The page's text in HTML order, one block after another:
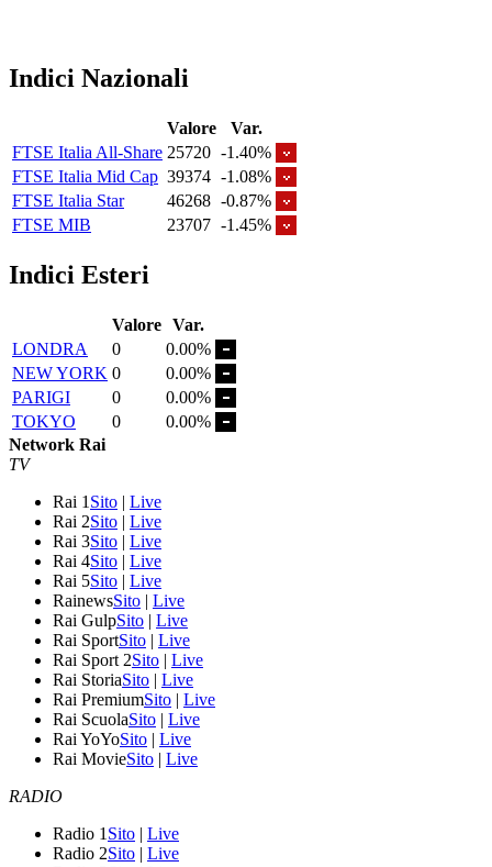
Indici Nazionali
Valore
Var.
FTSE Italia All-Share 25720 -1.40%
FTSE Italia Mid Cap 39374 -1.08%
FTSE Italia Star
46268 -0.87%
FTSE MIB
23707 -1.45%
Indici Esteri
Valore Var.
LONDRA
0
0.00%
NEW YORK 0
0.00%
PARIGI
0
0.00%
TOKYO
0
0.00%
Network Rai
TV
Rai 1 Sito | Live
Rai 2Sito | Live
Rai 3Sito | Live
Rai 4Sito | Live
Rai 5Sito | Live
RainewsSito | Live
Rai GulpSito | Live
Rai SportSito | Live
Rai Sport 2Sito | Live
Rai StoriaSito | Live
Rai PremiumSito | Live
Rai ScuolaSito | Live
Rai YoYoSito | Live
Rai MovieSito | Live
RADIO
Radio 1 Sito | Live
Radio 2Sito | Live